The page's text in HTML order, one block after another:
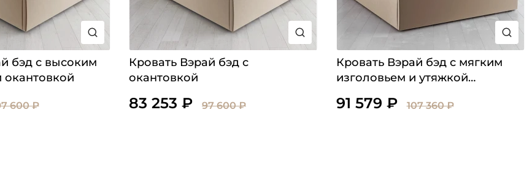
бэд с высоким
окантовкой
600 ₽
Кровать Вэрай бэд с
окантовкой
83 253 ₽ 97 600 ₽
Кровать Вэрай бэд с мягким
изголовьем и утяжкой
91 579 ₽ 107 360 ₽